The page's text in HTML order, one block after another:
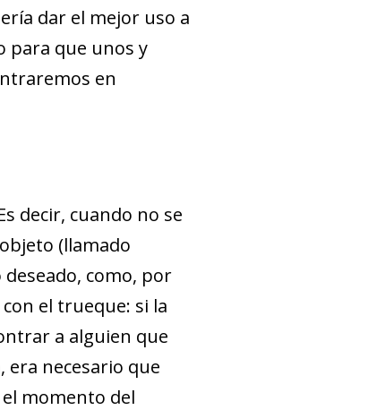
dar el mejor uso a
para que unos y
en
decir, cuando no se
(llamado
como, por
el trueque: si la
a alguien que
necesario que
momento del